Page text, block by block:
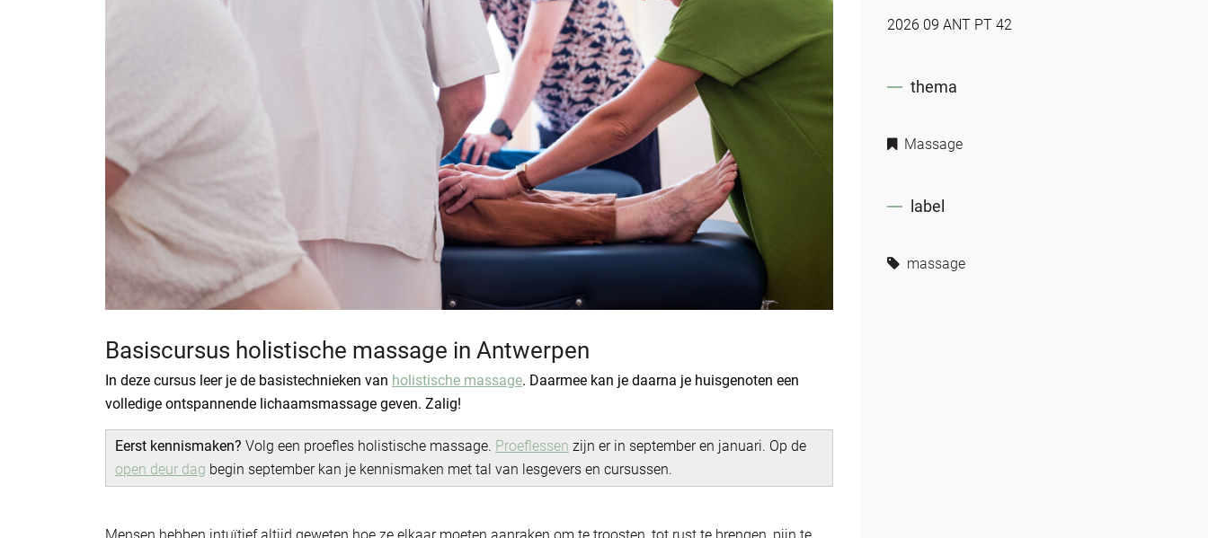
Basiscursus holistische massage in Antwerpen
In deze cursus leer je de basistechnieken van holistische massage. Daarmee kan je daarna je huisgenoten een
volledige ontspannende lichaamsmassage geven. Zalig!
Eerst kennismaken? Volg een proefles holistische massage. Proeflessen zijn er in september en januari. Op de
open deur dag begin september kan je kennismaken met tal van lesgevers en cursussen.
2026 09 ANT PT 42
thema
Massage
label
massage